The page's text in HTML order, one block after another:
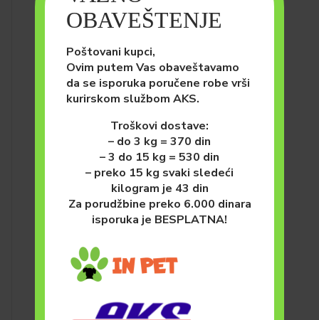
HRANA ZA MAČKE (VLAŽNA)
PLAISIR SOS ZA MAČKE
PASTRMKA I RAČIĆI 100gr
DODAJ U KORPU
OBAVEŠTENJE
Poštovani kupci,
Ovim putem Vas obaveštavamo
da se isporuka poručene robe vrši
kurirskom službom AKS.
Troškovi dostave:
– do 3 kg = 370 din
– 3 do 15 kg = 530 din
– preko 15 kg svaki sledeći
kilogram je 43 din
Za porudžbine preko 6.000 dinara
isporuka je BESPLATNA!